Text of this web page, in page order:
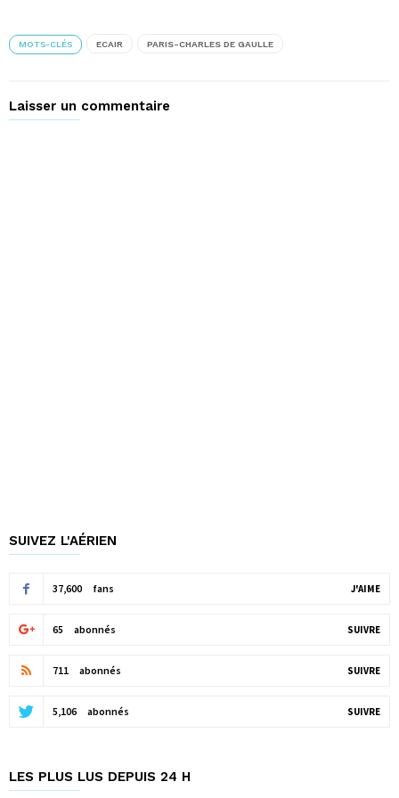
MOTS-CLÉS ECAIR PARIS-CHARLES DE GAULLE
Laisser un commentaire
SUIVEZ L'AÉRIEN
37,600 fans J'AIME
65 abonnés SUIVRE
711 abonnés SUIVRE
5,106 abonnés SUIVRE
LES PLUS LUS DEPUIS 24 H